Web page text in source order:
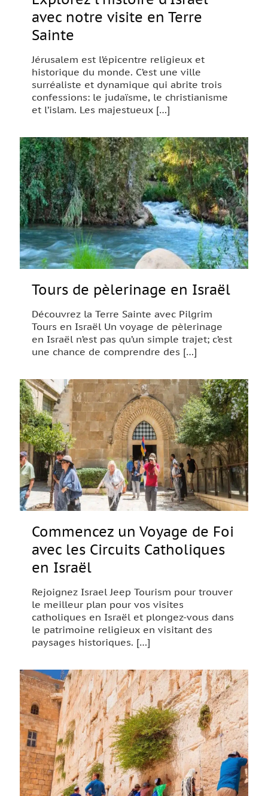
avec notre visite en Terre
Sainte
Jérusalem est l’épicentre religieux et
historique du monde. C’est une ville
surréaliste et dynamique qui abrite trois
confessions: le judaïsme, le christianisme
et l’islam. Les majestueux […]
Tours de pèlerinage en Israël
Découvrez la Terre Sainte avec Pilgrim
Tours en Israël Un voyage de pèlerinage
en Israël n’est pas qu’un simple trajet; c’est
une chance de comprendre des […]
Commencez un Voyage de Foi
avec les Circuits Catholiques
en Israël
Rejoignez Israel Jeep Tourism pour trouver
le meilleur plan pour vos visites
catholiques en Israël et plongez-vous dans
le patrimoine religieux en visitant des
paysages historiques. […]